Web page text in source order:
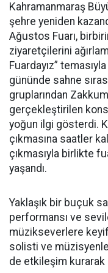
Kahramanmaraş
şehre yeniden
Ağustos Fuarı,
ziyaretçilerini
Fuardayız”
gününde sahne
gruplarından
gerçekleştirilen
yoğun ilgi gösterdi.
çıkmasına saatler
çıkmasıyla birlikte
yaşandı.
Yaklaşık bir buçuk
performansı ve
müzikseverlere
solisti ve
de etkileşim